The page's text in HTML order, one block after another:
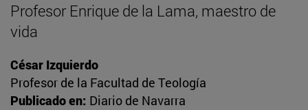
Profesor Enrique de la Lama, maestro de
vida
César Izquierdo
Profesor de la Facultad de Teología
Publicado en: Diario de Navarra